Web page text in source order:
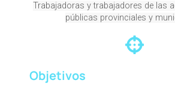
Trabajadoras y trabajadores de las
públicas provinciales y
Objetivos